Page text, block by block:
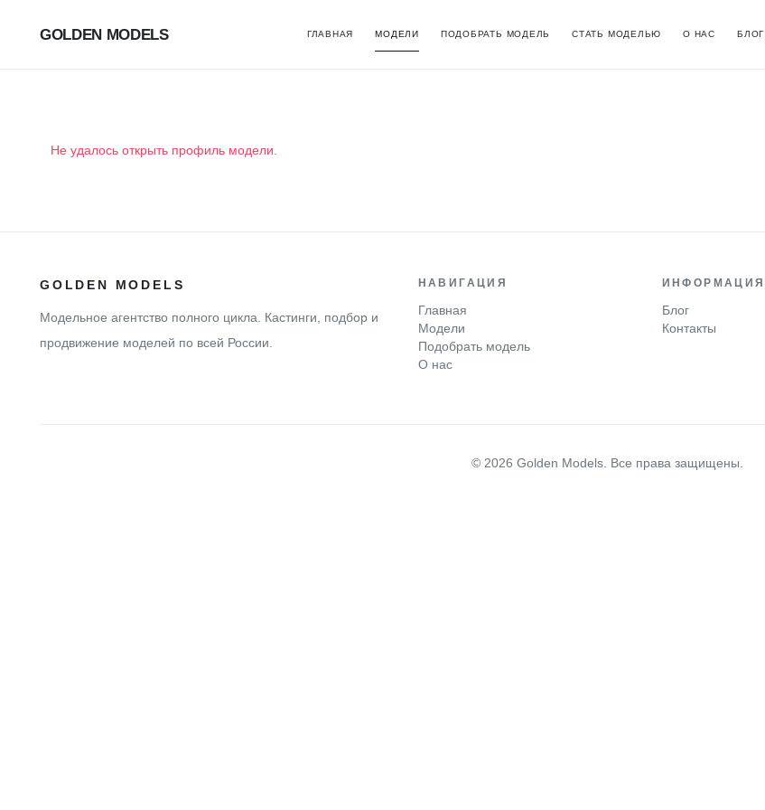
GOLDEN MODELS ГЛАВНАЯ МОДЕЛИ ПОДОБРАТЬ МОДЕЛЬ СТАТЬ МОДЕЛЬЮ О НАС БЛОГ
Не удалось открыть профиль модели.
GOLDEN MODELS
Модельное агентство полного цикла. Кастинги, подбор и
продвижение моделей по всей России.
НАВИГАЦИЯ
Главная
Модели
Подобрать модель
О нас
ИНФОРМАЦИЯ
Блог
Контакты
© 2026 Golden Models. Все права защищены.